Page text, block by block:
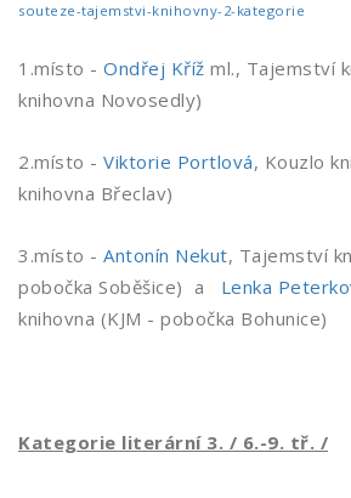
souteze-tajemstvi-knihovny-2-kategorie
1.místo - Ondřej Kříž ml., Tajemství
knihovna Novosedly)
2.místo - Viktorie Portlová, Kouzlo
knihovna Břeclav)
3.místo - Antonín Nekut, Tajemství
pobočka Soběšice) a Lenka
knihovna (KJM - pobočka Bohunice)
Kategorie literární 3. / 6.-9. tř. /